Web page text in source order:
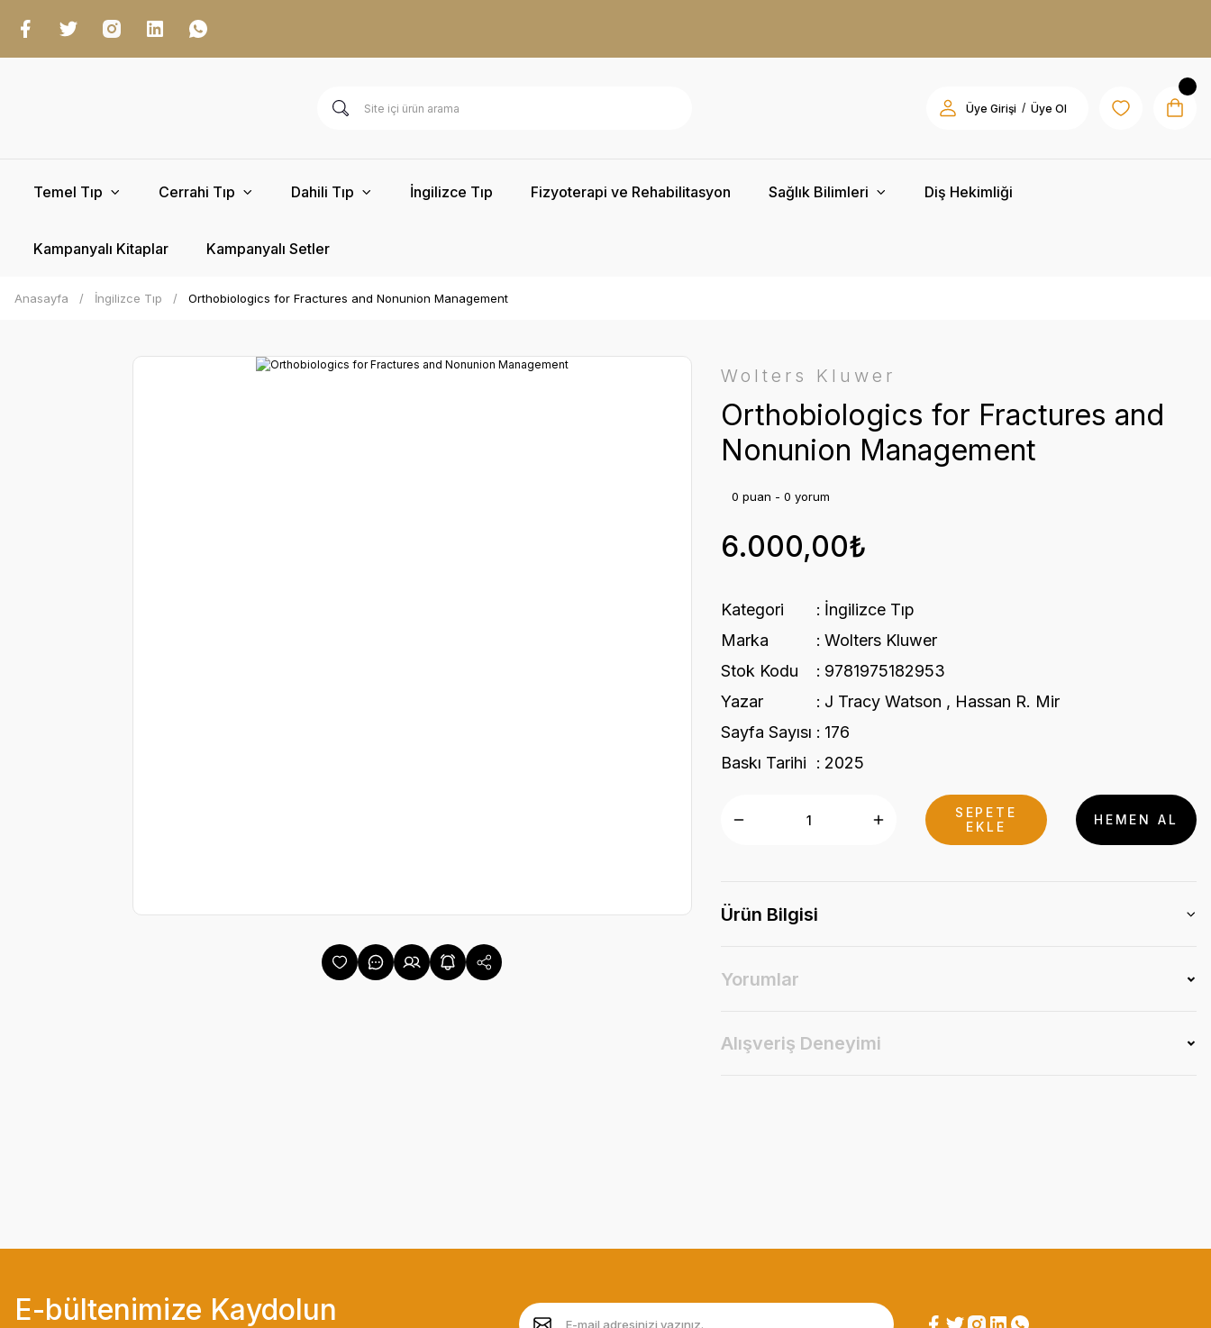
Üye Girişi / Üye Ol
Temel Tıp Cerrahi Tıp Dahili Tıp İngilizce Tıp Fizyoterapi ve Rehabilitasyon Sağlık Bilimleri Diş Hekimliği
Kampanyalı Kitaplar Kampanyalı Setler
Anasayfa İngilizce Tıp Orthobiologics for Fractures and Nonunion Management
Wolters Kluwer
Orthobiologics for Fractures and
Nonunion Management
0 puan - 0 yorum
6.000,00₺
Kategori
İngilizce Tıp
Marka
Wolters Kluwer
Stok Kodu
9781975182953
Yazar
J Tracy Watson , Hassan R. Mir
Sayfa Sayısı
176
Baskı Tarihi
2025
SEPETE
EKLE
HEMEN AL
Ürün Bilgisi
Yorumlar
Alışveriş Deneyimi
E-bültenimize Kaydolun